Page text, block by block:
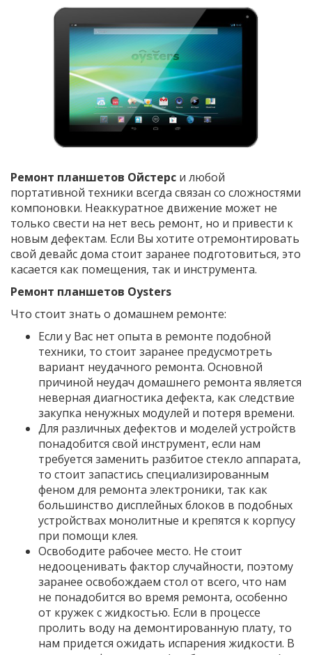
Ремонт планшетов Ойстерс и любой
портативной техники всегда связан со сложностями
компоновки. Неаккуратное движение может не
только свести на нет весь ремонт, но и привести к
новым дефектам. Если Вы хотите отремонтировать
свой девайс дома стоит заранее подготовиться, это
касается как помещения, так и инструмента.
Ремонт планшетов Oysters
Что стоит знать о домашнем ремонте:
Если у Вас нет опыта в ремонте подобной
техники, то стоит заранее предусмотреть
вариант неудачного ремонта. Основной
причиной неудач домашнего ремонта является
неверная диагностика дефекта, как следствие
закупка ненужных модулей и потеря времени.
Для различных дефектов и моделей устройств
понадобится свой инструмент, если нам
требуется заменить разбитое стекло аппарата,
то стоит запастись специализированным
феном для ремонта электроники, так как
большинство дисплейных блоков в подобных
устройствах монолитные и крепятся к корпусу
при помощи клея.
Освободите рабочее место. Не стоит
недооценивать фактор случайности, поэтому
заранее освобождаем стол от всего, что нам
не понадобится во время ремонта, особенно
от кружек с жидкостью. Если в процессе
пролить воду на демонтированную плату, то
нам придется ожидать испарения жидкости. В